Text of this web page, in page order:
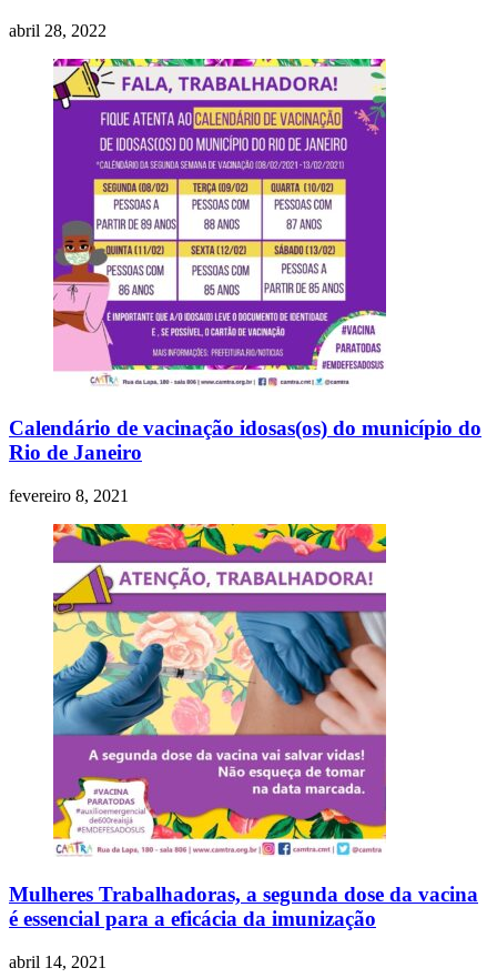
abril 28, 2022
Calendário de vacinação idosas(os) do município do
Rio de Janeiro
fevereiro 8, 2021
Mulheres Trabalhadoras, a segunda dose da vacina
é essencial para a eficácia da imunização
abril 14, 2021